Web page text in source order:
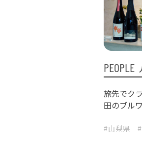
PEOPLE
旅先でク
田のブル
#山梨県